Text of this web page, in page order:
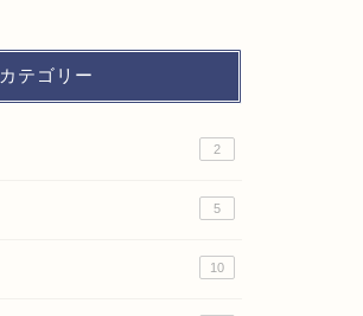
カテゴリー
2
5
10